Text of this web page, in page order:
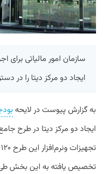
سازمان امور مالیاتی برای
ایجاد دو مرکز دیتا را در
به گزارش پیوست در لایحه
ایجاد دو مرکز دیتا در طرح
تجهیزات ونرم‌افزار این طرح ۱۲۰ میلیارد تومان اختصاص یابد.